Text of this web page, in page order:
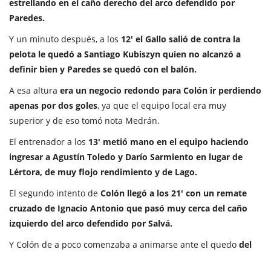
estrellando en el caño derecho del arco defendido por
Paredes.
Y un minuto después, a los 12' el Gallo salió de contra la
pelota le quedó a Santiago Kubiszyn quien no alcanzó a
definir bien y Paredes se quedó con el balón.
A esa altura era un negocio redondo para Colón ir perdiendo
apenas por dos goles, ya que el equipo local era muy
superior y de eso tomó nota Medrán.
El entrenador a los 13' metió mano en el equipo haciendo
ingresar a Agustín Toledo y Darío Sarmiento en lugar de
Lértora, de muy flojo rendimiento y de Lago.
El segundo intento de Colón llegó a los 21' con un remate
cruzado de Ignacio Antonio que pasó muy cerca del caño
izquierdo del arco defendido por Salvá.
Y Colón de a poco comenzaba a animarse ante el quedo del